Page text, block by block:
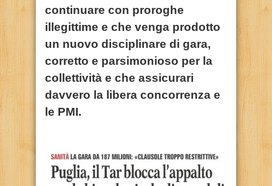
continuare con proroghe
illegittime e che venga prodotto
un nuovo disciplinare di gara,
corretto e parsimonioso per la
collettività e che assicurari
davvero la libera concorrenza e
le PMI.